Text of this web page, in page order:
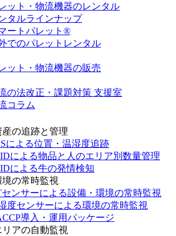
ット・物流機器のレンタル
タルラインナップ
ートパレット®
でのパレットレンタル
ット・物流機器の販売
の法改正・課題対策 支援室
コラム
産の追跡と管理
による位置・温湿度追跡
による物品と人のエリア別数量管理
による牛の発情検知
境の常時監視
センサーによる設備・環境の常時監視
度センサーによる環境の常時監視
導入・運用パッケージ
リアの自動監視